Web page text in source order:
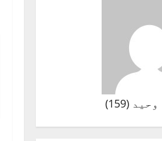
وحید(
159
)